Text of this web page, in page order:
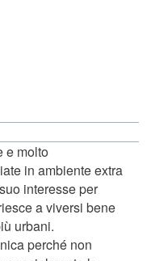
e molto
in ambiente extra
interesse per
a viversi bene
urbani.
perché non